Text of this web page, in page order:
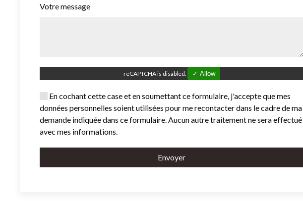
Votre message
reCAPTCHA is disabled. ✓ Allow
En cochant cette case et en soumettant ce formulaire, j'accepte que mes
données personnelles soient utilisées pour me recontacter dans le cadre de ma
demande indiquée dans ce formulaire. Aucun autre traitement ne sera effectué
avec mes informations.
Envoyer